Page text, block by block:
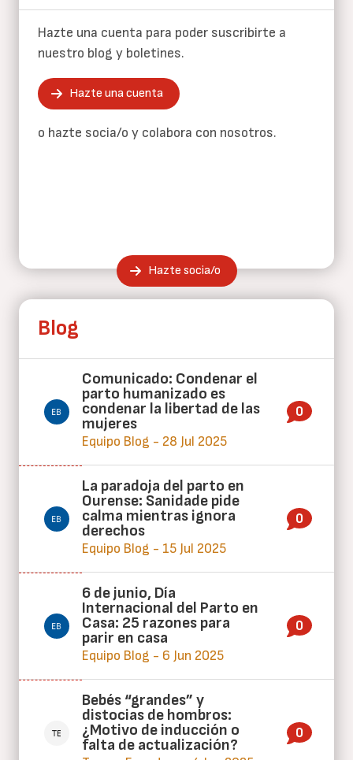
Hazte una cuenta para poder suscribirte a
nuestro blog y boletines.
Hazte una cuenta
o hazte socia/o y colabora con nosotros.
Hazte socia/o
Blog
Comunicado: Condenar el
parto humanizado es
condenar la libertad de las
mujeres
Equipo Blog - 28 Jul 2025
0
La paradoja del parto en
Ourense: Sanidade pide
calma mientras ignora
derechos
Equipo Blog - 15 Jul 2025
0
6 de junio, Día
Internacional del Parto en
Casa: 25 razones para
parir en casa
Equipo Blog - 6 Jun 2025
0
Bebés “grandes” y
distocias de hombros:
¿Motivo de inducción o
falta de actualización?
0